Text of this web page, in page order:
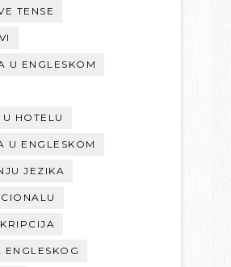
TENSE
U ENGLESKOM
HOTELU
U ENGLESKOM
JEZIKA